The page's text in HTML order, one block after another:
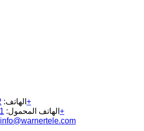
الهاتف: 60537392 21 86+
الهاتف المحمول: 18018666631 86+
info@warnertele.com